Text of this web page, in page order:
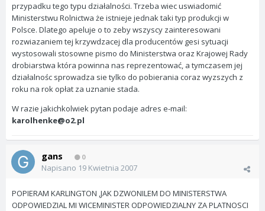
przypadku tego typu działalności. Trzeba wiec uswiadomić
Ministerstwu Rolnictwa że istnieje jednak taki typ produkcji w
Polsce. Dlatego apeluje o to zeby wszyscy zainteresowani
rozwiazaniem tej krzywdzacej dla producentów gesi sytuacji
wystosowali stosowne pismo do Ministerstwa oraz Krajowej Rady
drobiarstwa która powinna nas reprezentować, a tymczasem jej
działalnośc sprowadza sie tylko do pobierania coraz wyzszych z
roku na rok opłat za uznanie stada.
W razie jakichkolwiek pytan podaje adres e-mail:
karolhenke@o2.pl
gans 0
Napisano 19 Kwietnia 2007
POPIERAM KARLINGTON ,JAK DZWONILEM DO MINISTERSTWA
ODPOWIEDZIAL MI WICEMINISTER ODPOWIEDZIALNY ZA PLATNOSCI